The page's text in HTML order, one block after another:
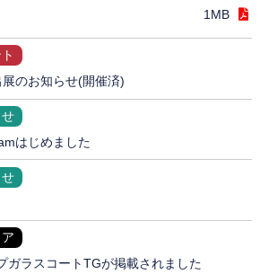
1MB
のお知らせ(開催済)
はじめました
ガラスコートTGが掲載されました